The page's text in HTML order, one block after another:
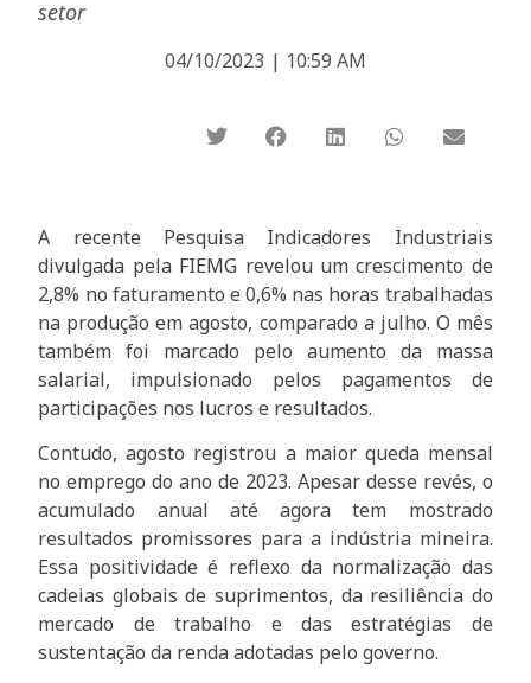
setor
04/10/2023 | 10:59 AM
A recente Pesquisa Indicadores Industriais
divulgada pela FIEMG revelou um crescimento de
2,8% no faturamento e 0,6% nas horas trabalhadas
na produção em agosto, comparado a julho. O mês
também foi marcado pelo aumento da massa
salarial, impulsionado pelos pagamentos de
participações nos lucros e resultados.
Contudo, agosto registrou a maior queda mensal
no emprego do ano de 2023. Apesar desse revés, o
acumulado anual até agora tem mostrado
resultados promissores para a indústria mineira.
Essa positividade é reflexo da normalização das
cadeias globais de suprimentos, da resiliência do
mercado de trabalho e das estratégias de
sustentação da renda adotadas pelo governo.